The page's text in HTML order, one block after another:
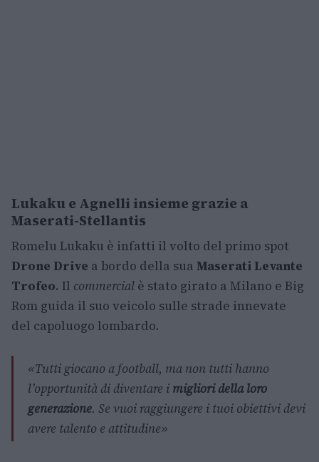
Lukaku e Agnelli insieme grazie a
Maserati-Stellantis
Romelu Lukaku è infatti il volto del primo spot
Drone Drive a bordo della sua Maserati Levante
Trofeo. Il commercial è stato girato a Milano e Big
Rom guida il suo veicolo sulle strade innevate
del capoluogo lombardo.
«Tutti giocano a football, ma non tutti hanno
l’opportunità di diventare i migliori della loro
generazione. Se vuoi raggiungere i tuoi obiettivi devi
avere talento e attitudine»